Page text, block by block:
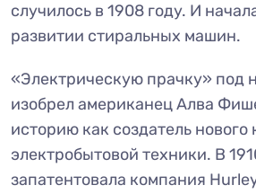
случилось в 1908 году. И
развитии стиральных машин.
«Электрическую прачку» под
изобрел американец Алва
историю как создатель нового
электробытовой техники. В
запатентовала компания